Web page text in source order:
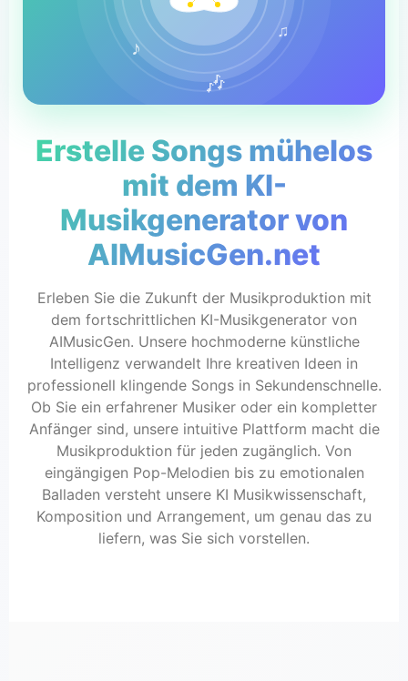
♪
♫
🎶
Erstelle Songs mühelos
mit dem KI-
Musikgenerator von
AIMusicGen.net
Erleben Sie die Zukunft der Musikproduktion mit
dem fortschrittlichen KI-Musikgenerator von
AIMusicGen. Unsere hochmoderne künstliche
Intelligenz verwandelt Ihre kreativen Ideen in
professionell klingende Songs in Sekundenschnelle.
Ob Sie ein erfahrener Musiker oder ein kompletter
Anfänger sind, unsere intuitive Plattform macht die
Musikproduktion für jeden zugänglich. Von
eingängigen Pop-Melodien bis zu emotionalen
Balladen versteht unsere KI Musikwissenschaft,
Komposition und Arrangement, um genau das zu
liefern, was Sie sich vorstellen.